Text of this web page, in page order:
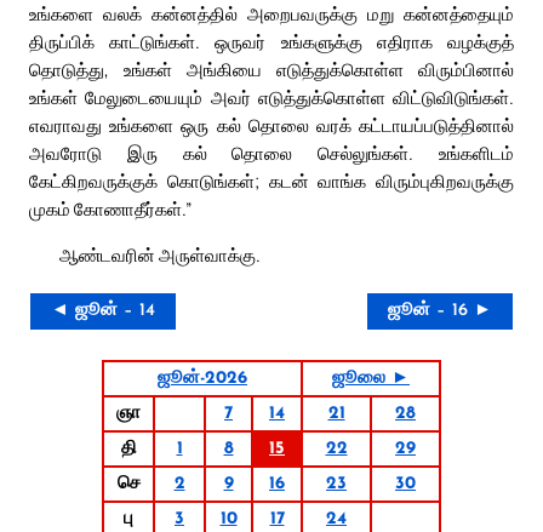
உங்களை வலக் கன்னத்தில் அறைபவருக்கு மறு கன்னத்தையும்
திருப்பிக் காட்டுங்கள். ஒருவர் உங்களுக்கு எதிராக வழக்குத்
தொடுத்து, உங்கள் அங்கியை எடுத்துக்கொள்ள விரும்பினால்
உங்கள் மேலுடையையும் அவர் எடுத்துக்கொள்ள விட்டுவிடுங்கள்.
எவராவது உங்களை ஒரு கல் தொலை வரக் கட்டாயப்படுத்தினால்
அவரோடு இரு கல் தொலை செல்லுங்கள். உங்களிடம்
கேட்கிறவருக்குக் கொடுங்கள்; கடன் வாங்க விரும்புகிறவருக்கு
முகம் கோணாதீர்கள்.”
ஆண்டவரின் அருள்வாக்கு.
◄ ஜூன் – 14 ஜூன் – 16 ►
ஜூன்-2026
ஜூலை ►
ஞா
7 14 21
28
தி
1 8 15 22
29
செ
2 9 16 23
30
பு
3 10 17
24